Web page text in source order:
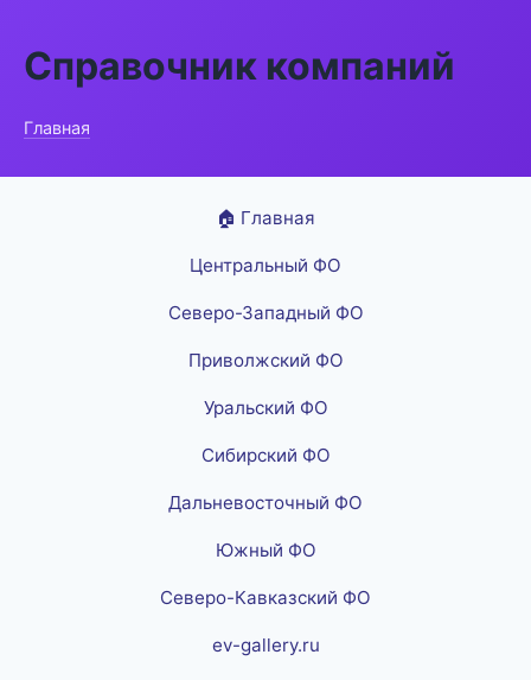
Справочник компаний
Главная
🏠 Главная
Центральный ФО
Северо-Западный ФО
Приволжский ФО
Уральский ФО
Сибирский ФО
Дальневосточный ФО
Южный ФО
Северо-Кавказский ФО
ev-gallery.ru